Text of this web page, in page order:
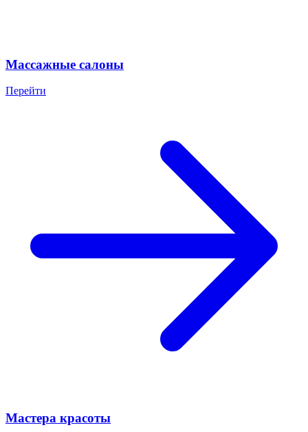
Массажные салоны
Перейти
Мастера красоты